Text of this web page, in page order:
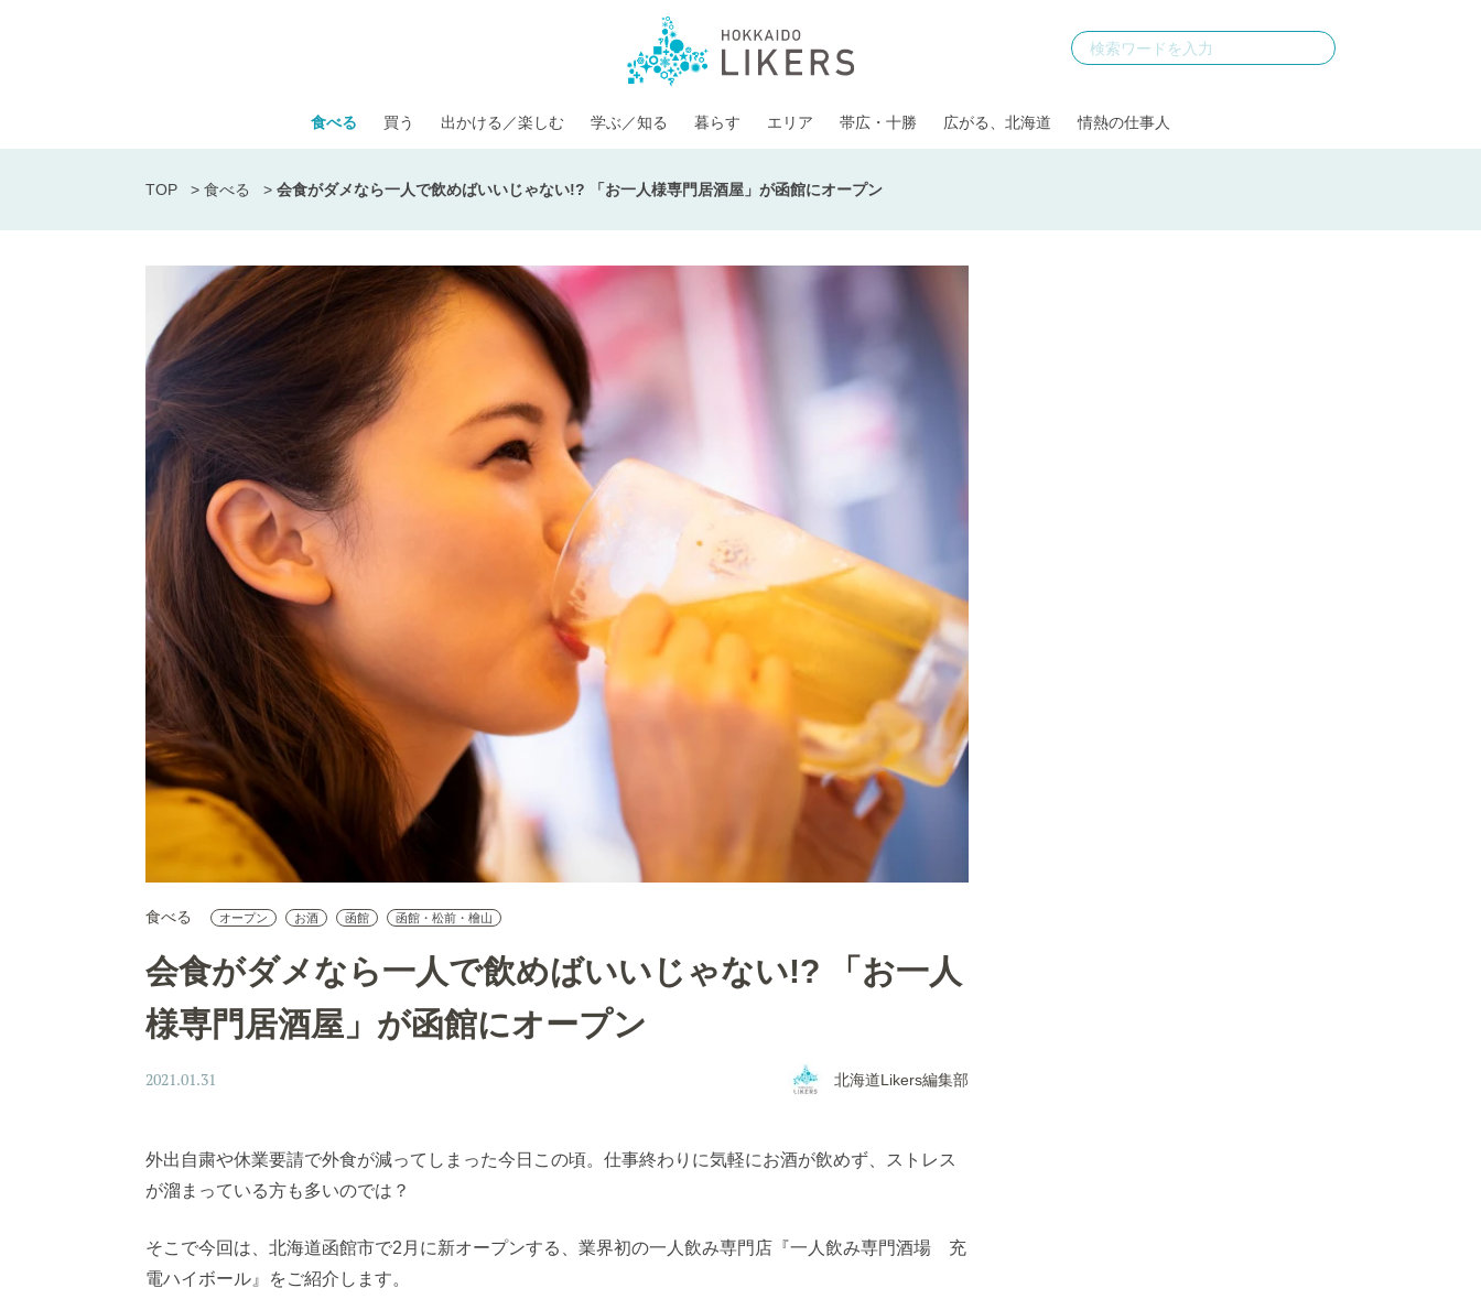
食べる 買う 出かける／楽しむ 学ぶ／知る 暮らす エリア 帯広・十勝 広がる、北海道 情熱の仕事人
TOP > 食べる > 会食がダメなら一人で飲めばいいじゃない!? 「お一人様専門居酒屋」が函館にオープン
食べる オープン お酒 函館 函館・松前・檜山
会食がダメなら一人で飲めばいいじゃない!? 「お一人
様専門居酒屋」が函館にオープン
2021.01.31 北海道Likers編集部
外出自粛や休業要請で外食が減ってしまった今日この頃。仕事終わりに気軽にお酒が飲めず、ストレス
が溜まっている方も多いのでは？
そこで今回は、北海道函館市で2月に新オープンする、業界初の一人飲み専門店『一人飲み専門酒場 充
電ハイボール』をご紹介します。